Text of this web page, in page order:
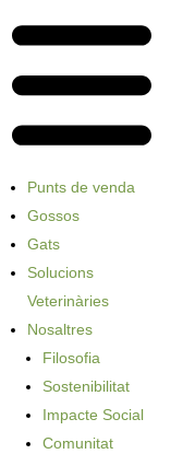
Punts de venda
Gossos
Gats
Solucions
Veterinàries
Nosaltres
Filosofia
Sostenibilitat
Impacte Social
Comunitat